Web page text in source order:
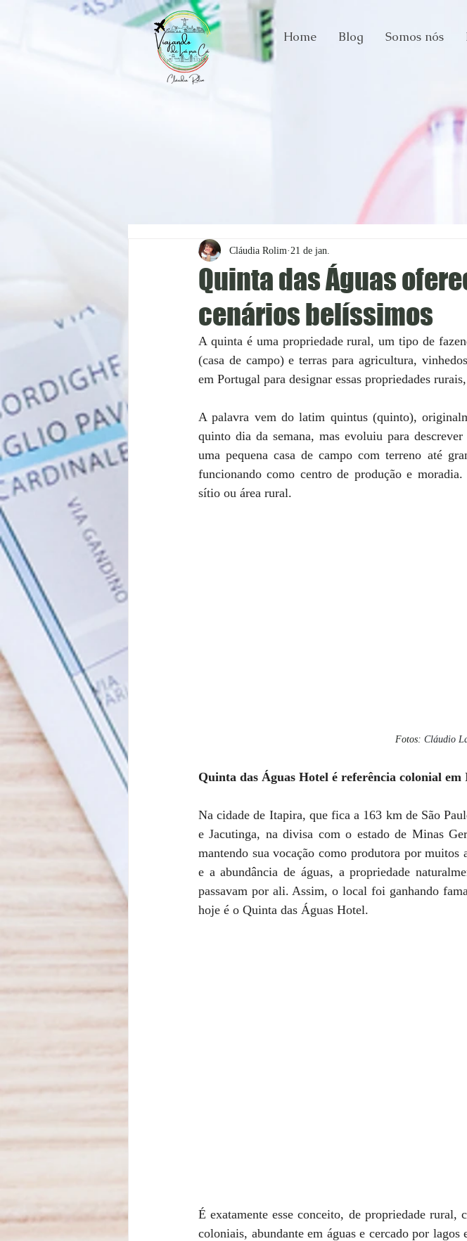
Home Blog Somos nós
Quinta das Águas
cenários belíssimos
Cláudia Rolim 21 de jan.
A quinta é uma propriedade rural, um tipo de
(casa de campo) e terras para agricultura,
em Portugal para designar essas propriedades
A palavra vem do latim quintus (quinto),
quinto dia da semana, mas evoluiu para
uma pequena casa de campo com terreno até
funcionando como centro de produção e
sítio ou área rural.
Fotos: Cláudio
Quinta das Águas Hotel é referência colonial
Na cidade de Itapira, que fica a 163 km de São
e Jacutinga, na divisa com o estado de Minas
mantendo sua vocação como produtora por
e a abundância de águas, a propriedade
passavam por ali. Assim, o local foi ganhando
hoje é o Quinta das Águas Hotel.
É exatamente esse conceito, de propriedade rural,
coloniais, abundante em águas e cercado por